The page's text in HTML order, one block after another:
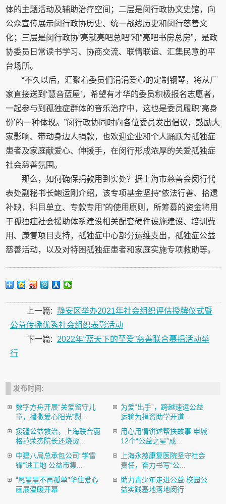
体的主题活动及辅助治疗空间；二层是闵行政协文史馆，向
公众宣传展示闵行政协历史、统一战线历史和闵行慈善文
化；三层是闵行政协“亮就亮吧总吧”和“亮吧书房总房”，是政
协委员日常读书学习、协商交流、联情联谊、汇集民意的平
台场所。
“不久以后，汇聚着委员们涓涓爱心的定制钢琴，将从厂
家直接送到‘慧音蓝屋’，希望有才华的委员积极报名志愿者，
一起参与到孤独症群体的音乐治疗中，这也是委员履职‘亮身
份’的一种体现。”闵行政协同时向各位委员发出倡议，鼓励大
家影响、带动身边人捐款，也欢迎企业和个人踊跃为孤独症
患者及家庭献爱心、伸援手，在闵行形成浓厚的关爱孤独症
社会慈善氛围。
那么，如何确保捐款用到实处？据上海市慈善会闵行代
表处副秘书长鲍运刚介绍，该专项基金坚持“依法行善、拾遗
补缺，科目单立、专款专用”的使用原则，所筹募的资金将用
于孤独症社会援助体系建设相关配套硬件设施建设、培训费
用、康复项目支持，孤独症中心部分运维支出，孤独症公益
慈善活动，以及对特困孤独症患者和家庭实施专项救助等。
上一篇: 静安区举办2021年社会组织评估授牌仪式暨
公益传播优秀社会组织表彰活动
下一篇:
2022年“蓝天下的至爱”慈善联合募捐活动举
行
发布时间:
数字方舟开展“关爱留守儿
童，播撒爱心阳光”慰...
为爱“出手”，跨越速运公益
运输为捐资助学开道...
援疆公益救治，上海联合丽
格范荣杰院长还烧烫...
用心用情讲述帮扶故事 申城
12个“公益之星”成...
中建八局总承包公司“学雷
锋”进工地 公益市集...
上海永慈康复医院坚守社会
责任，奋力书写“公...
“愿星星不再孤单”华住爱心
画展温暖开幕
助力青少年走进公益 校园公
益实践基地落地闵行